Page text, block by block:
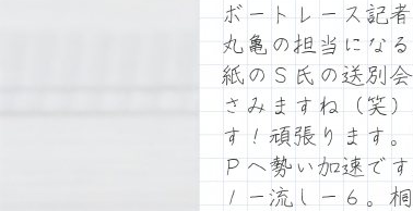
ボートレース記
丸亀の担当にな
紙のＳ氏の送別
さみますね（笑
す！頑張ります
Ｐへ勢い加速で
１ー流しー６。